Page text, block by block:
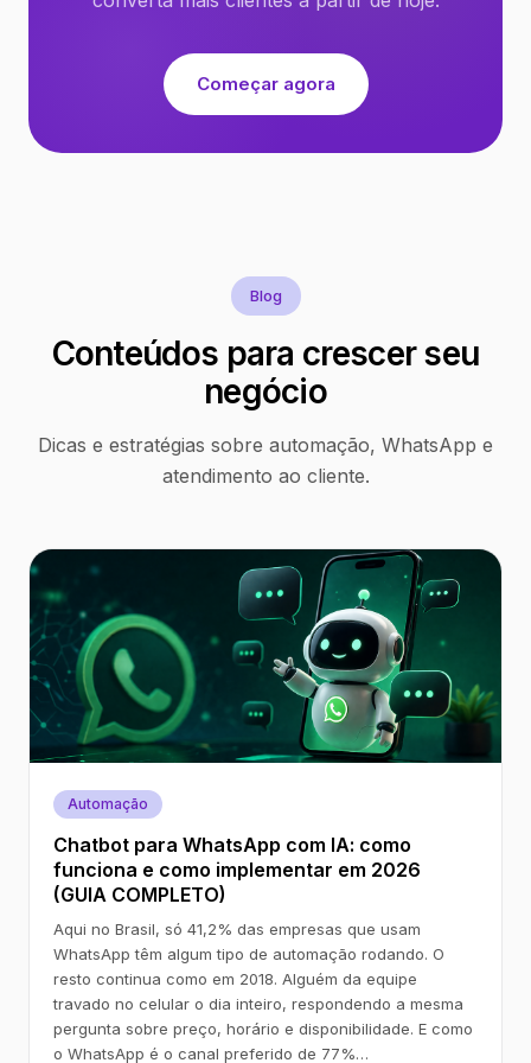
Começar agora
Blog
Conteúdos para crescer seu
negócio
Dicas e estratégias sobre automação, WhatsApp e
atendimento ao cliente.
Automação
Chatbot para WhatsApp com IA: como
funciona e como implementar em 2026
(GUIA COMPLETO)
Aqui no Brasil, só 41,2% das empresas que usam
WhatsApp têm algum tipo de automação rodando. O
resto continua como em 2018. Alguém da equipe
travado no celular o dia inteiro, respondendo a mesma
pergunta sobre preço, horário e disponibilidade. E como
o WhatsApp é o canal preferido de 77%…